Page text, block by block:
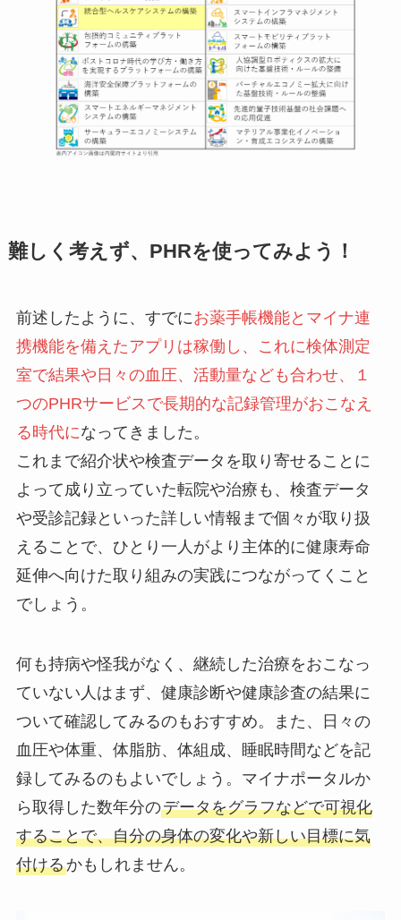
難しく考えず、PHRを使ってみよう！
前述したように、すでにお薬手帳機能とマイナ連
携機能を備えたアプリは稼働し、これに検体測定
室で結果や日々の血圧、活動量なども合わせ、１
つのPHRサービスで長期的な記録管理がおこなえ
る時代になってきました。
これまで紹介状や検査データを取り寄せることに
よって成り立っていた転院や治療も、検査データ
や受診記録といった詳しい情報まで個々が取り扱
えることで、ひとり一人がより主体的に健康寿命
延伸へ向けた取り組みの実践につながってくこと
でしょう。
何も持病や怪我がなく、継続した治療をおこなっ
ていない人はまず、健康診断や健康診査の結果に
ついて確認してみるのもおすすめ。また、日々の
血圧や体重、体脂肪、体組成、睡眠時間などを記
録してみるのもよいでしょう。マイナポータルか
ら取得した数年分のデータをグラフなどで可視化
することで、自分の身体の変化や新しい目標に気
付けるかもしれません。